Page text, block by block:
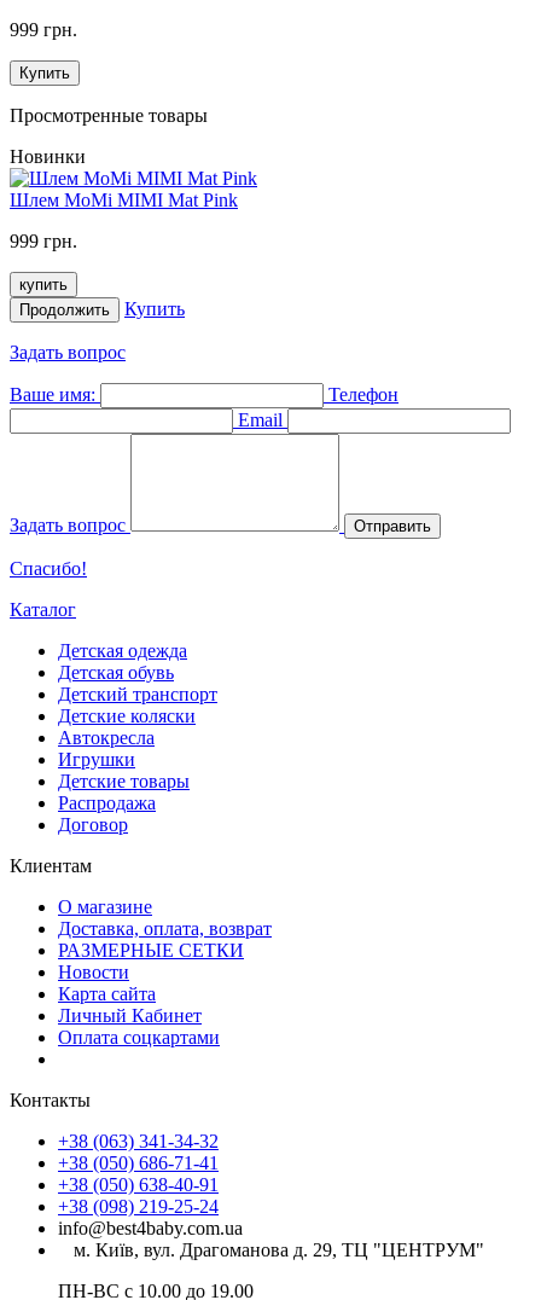
999 грн.
Купить
Просмотренные товары
Новинки
Шлем MoMi MIMI Mat Pink
999 грн.
купить
Продолжить
Купить
Задать вопрос
Ваше имя:
Телефон
Email
Задать вопрос Отправить
Спасибо!
Каталог
Детская одежда
Детская обувь
Детский транспорт
Детские коляски
Автокресла
Игрушки
Детские товары
Распродажа
Договор
Клиентам
О магазине
Доставка, оплата, возврат
РАЗМЕРНЫЕ СЕТКИ
Новости
Карта сайта
Личный Кабинет
Оплата соцкартами
Контакты
+38 (063) 341-34-32
+38 (050) 686-71-41
+38 (050) 638-40-91
+38 (098) 219-25-24
info@best4baby.com.ua
м. Київ, вул. Драгоманова д. 29, ТЦ "ЦЕНТРУМ"
ПН-ВС с 10.00 до 19.00